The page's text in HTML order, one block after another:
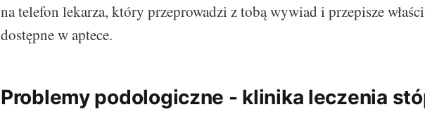
na telefon lekarza, który przeprowadzi z tobą wywiad i przepisze
dostępne w aptece.
Problemy podologiczne - klinika leczenia